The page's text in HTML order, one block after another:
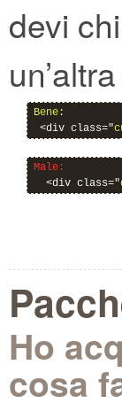
devi
Bene:
<div class="
Male:
<div class="
Ho
cosa